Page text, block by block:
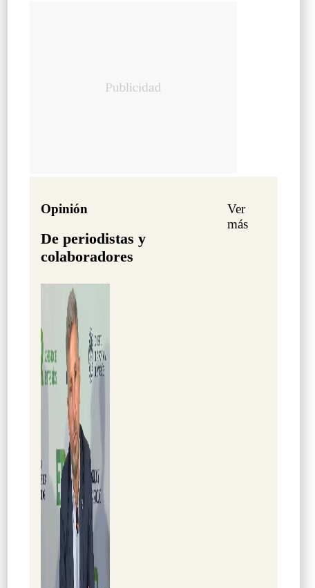
Opinión
De periodistas y
colaboradores
Ver
más